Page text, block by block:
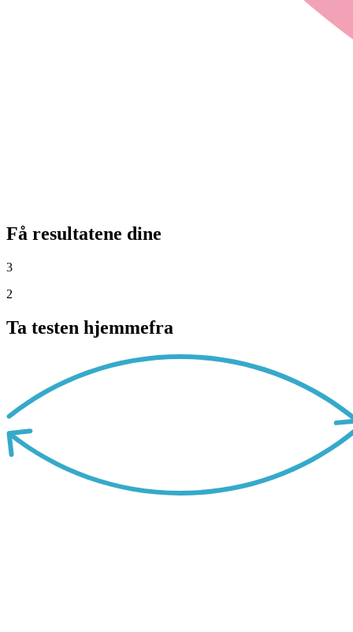
Få resultatene dine
3
2
Ta testen hjemmefra